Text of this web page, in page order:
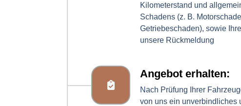
Kilometerstand und
Schadens (z. B.
Getriebeschaden), sowie
unsere Rückmeldung
Angebot erhalten:
Nach Prüfung Ihrer
von uns ein unverbindliches